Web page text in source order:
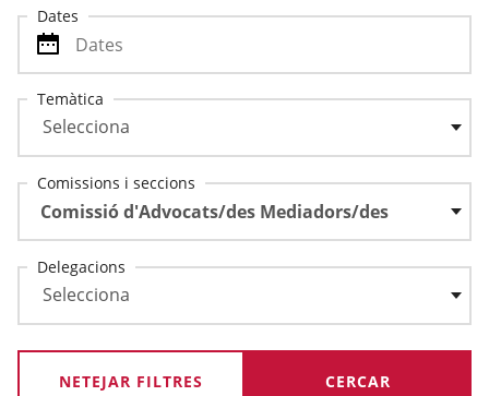
Dates
Temàtica
Comissions i seccions
Comissió d'Advocats/des Mediadors/des
Delegacions
NETEJAR FILTRES